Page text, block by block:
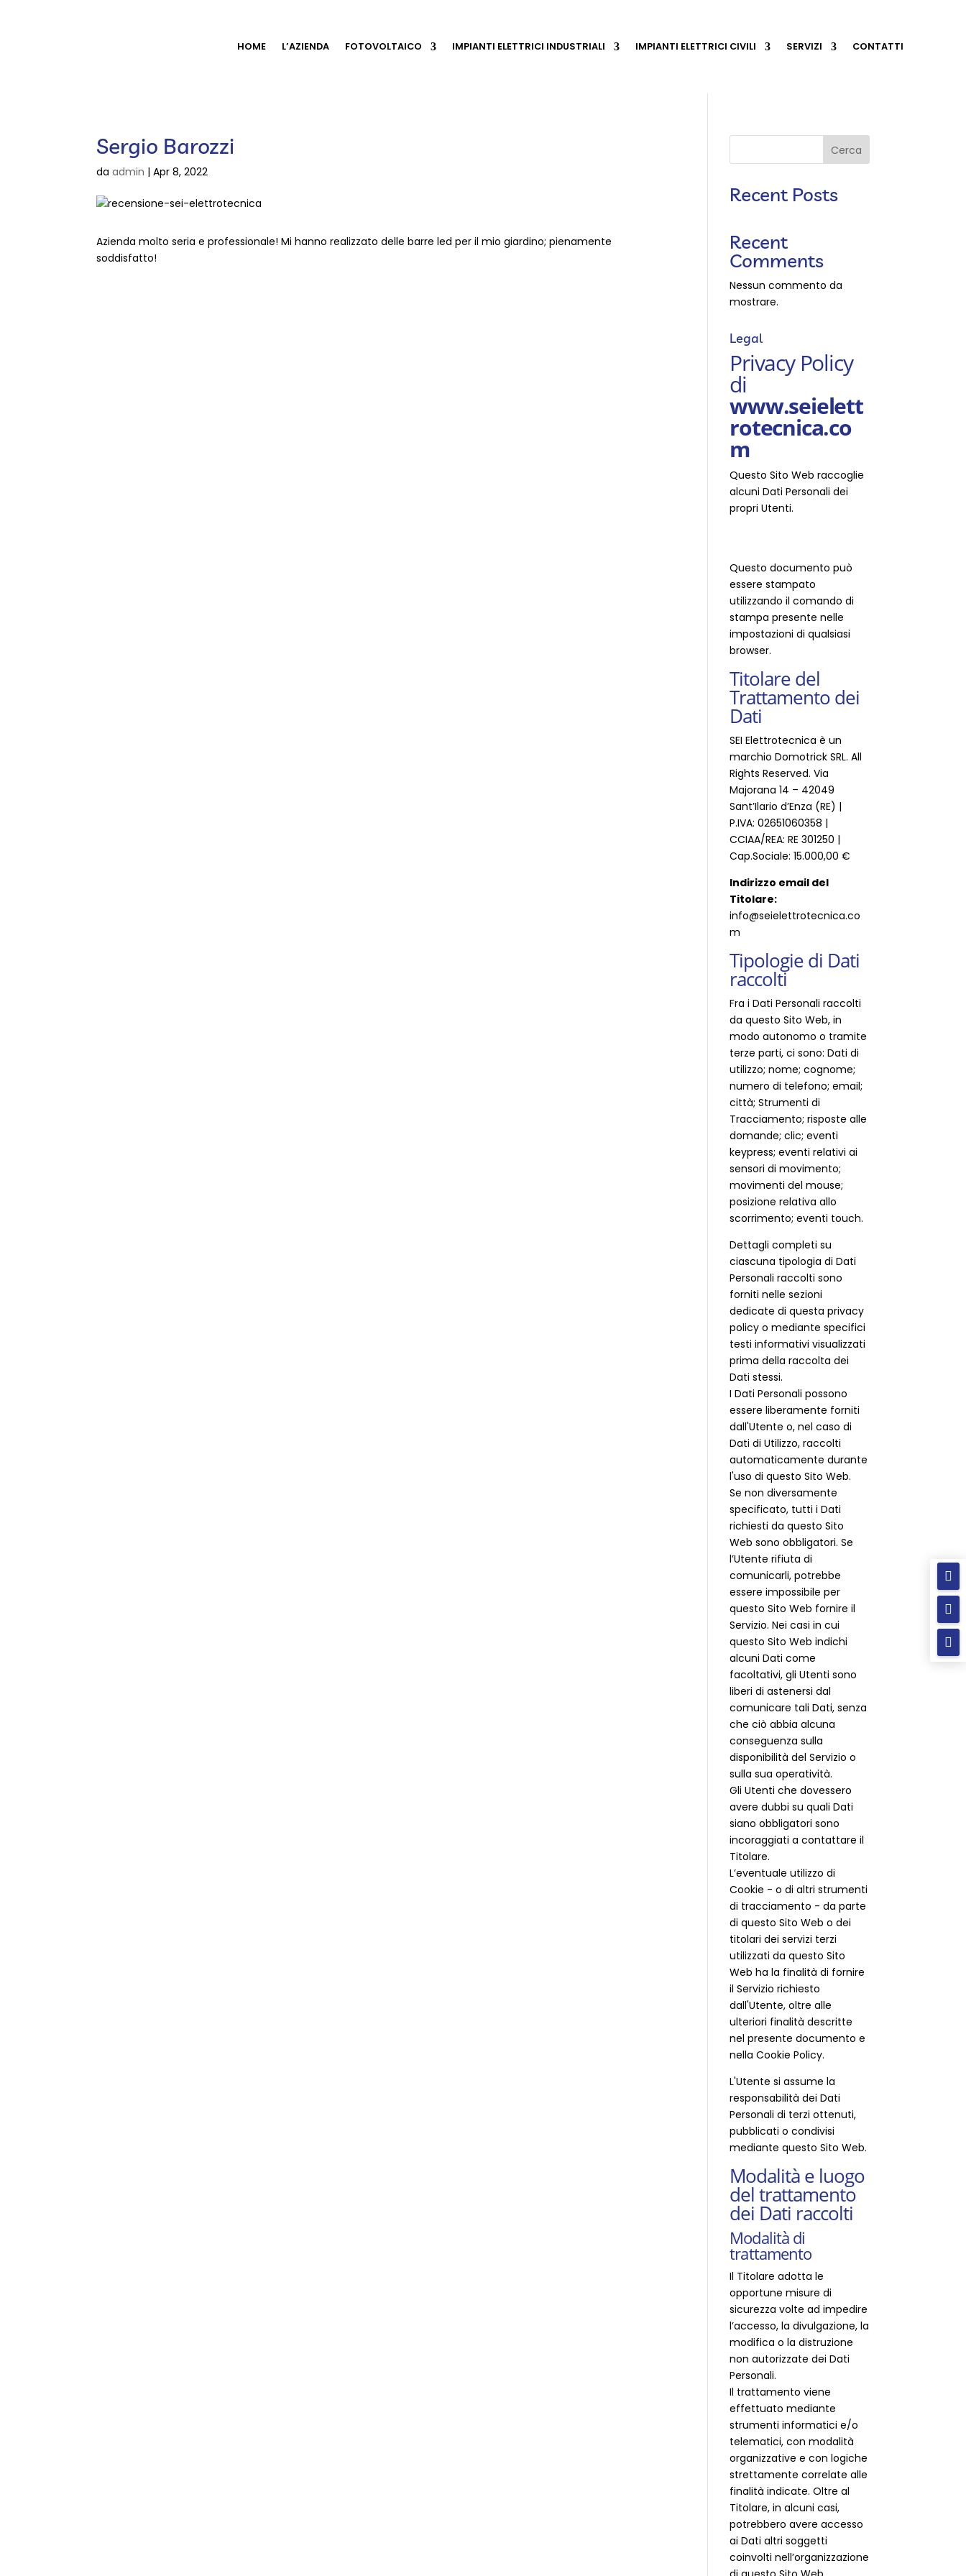
HOME L’AZIENDA FOTOVOLTAICO IMPIANTI ELETTRICI INDUSTRIALI IMPIANTI ELETTRICI CIVILI SERVIZI CONTATTI
Sergio Barozzi
daadmin |Apr 8, 2022
Azienda molto seria e professionale! Mi hanno realizzato delle barre led per il mio giardino; pienamente
soddisfatto!
Cerca
Recent Posts
Recent
Comments
Nessun commento da
mostrare.
Legal
Privacy Policy
di
www.seielett
rotecnica.co
m
Questo Sito Web raccoglie
alcuni Dati Personali dei
propri Utenti.
Questo documento può
essere stampato
utilizzando il comando di
stampa presente nelle
impostazioni di qualsiasi
browser.
Titolare del
Trattamento dei
Dati
SEI Elettrotecnica è un
marchio Domotrick SRL. All
Rights Reserved. Via
Majorana 14 – 42049
Sant’Ilario d’Enza (RE) |
P.IVA: 02651060358 |
CCIAA/REA: RE 301250 |
Cap.Sociale: 15.000,00 €
Indirizzo email del
Titolare:
info@seielettrotecnica.co
m
Tipologie di Dati
raccolti
Fra i Dati Personali raccolti
da questo Sito Web, in
modo autonomo o tramite
terze parti, ci sono: Dati di
utilizzo; nome; cognome;
numero di telefono; email;
città; Strumenti di
Tracciamento; risposte alle
domande; clic; eventi
keypress; eventi relativi ai
sensori di movimento;
movimenti del mouse;
posizione relativa allo
scorrimento; eventi touch.
Dettagli completi su
ciascuna tipologia di Dati
Personali raccolti sono
forniti nelle sezioni
dedicate di questa privacy
policy o mediante specifici
testi informativi visualizzati
prima della raccolta dei
Dati stessi.
I Dati Personali possono
essere liberamente forniti
dall'Utente o, nel caso di
Dati di Utilizzo, raccolti
automaticamente durante
l'uso di questo Sito Web.
Se non diversamente
specificato, tutti i Dati
richiesti da questo Sito
Web sono obbligatori. Se
l’Utente rifiuta di
comunicarli, potrebbe
essere impossibile per
questo Sito Web fornire il
Servizio. Nei casi in cui
questo Sito Web indichi
alcuni Dati come
facoltativi, gli Utenti sono
liberi di astenersi dal
comunicare tali Dati, senza
che ciò abbia alcuna
conseguenza sulla
disponibilità del Servizio o
sulla sua operatività.
Gli Utenti che dovessero
avere dubbi su quali Dati
siano obbligatori sono
incoraggiati a contattare il
Titolare.
L’eventuale utilizzo di
Cookie - o di altri strumenti
di tracciamento - da parte
di questo Sito Web o dei
titolari dei servizi terzi
utilizzati da questo Sito
Web ha la finalità di fornire
il Servizio richiesto
dall'Utente, oltre alle
ulteriori finalità descritte
nel presente documento e
nella Cookie Policy.
L'Utente si assume la
responsabilità dei Dati
Personali di terzi ottenuti,
pubblicati o condivisi
mediante questo Sito Web.
Modalità e luogo
del trattamento
dei Dati raccolti
Modalità di
trattamento
Il Titolare adotta le
opportune misure di
sicurezza volte ad impedire
l’accesso, la divulgazione, la
modifica o la distruzione
non autorizzate dei Dati
Personali.
Il trattamento viene
effettuato mediante
strumenti informatici e/o
telematici, con modalità
organizzative e con logiche
strettamente correlate alle
finalità indicate. Oltre al
Titolare, in alcuni casi,
potrebbero avere accesso
ai Dati altri soggetti
coinvolti nell’organizzazione


